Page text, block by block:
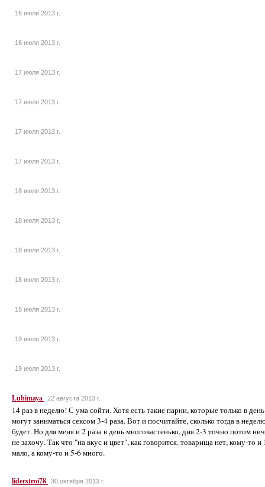
16 июля 2013 г.
16 июля 2013 г.
17 июля 2013 г.
17 июля 2013 г.
17 июля 2013 г.
17 июля 2013 г.
18 июля 2013 г.
18 июля 2013 г.
18 июля 2013 г.
18 июля 2013 г.
18 июля 2013 г.
19 июля 2013 г.
19 июля 2013 г.
Lubimaya 22 августа 2013 г.
14 раз в неделю! С ума сойти. Хотя есть такие парни, которые только в день
могут заниматься сексом 3-4 раза. Вот и посчитайте, сколько тогда в
будет. Но для меня и 2 раза в день многовастенько, дня 2-3 точно потом
не захочу. Так что "на вкус и цвет", как говорится. товарища нет, кому-то и
мало, а кому-то и 5-6 много.
liderstroi78 30 октября 2013 г.